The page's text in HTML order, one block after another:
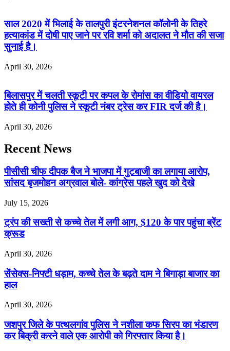
साल 2020 में भिलाई के तालपुरी इंटरनेशनल कॉलोनी के तिहरे
हत्याकांड में दोषी पाए जाने पर रवि शर्मा को अदालत ने मौत की सजा
सुनाई है।
April 30, 2026
बिलासपुर में चलती स्कूटी पर कपल के रोमांस का वीडियो वायरल
होते ही कोनी पुलिस ने स्कूटी नंबर ट्रेस कर FIR दर्ज की है।
April 30, 2026
Recent News
पीसीसी चीफ दीपक बैज ने भाजपा में गुटबाजी का लगाया आरोप,
सांसद बृजमोहन अग्रवाल बोले- कांग्रेस पहले खुद को देखे
July 15, 2026
ट्रंप की सख्ती से कच्चे तेल में लगी आग, $120 के पार पहुंचा ब्रेंट
क्रूड
April 30, 2026
सेंसेक्स-निफ्टी धड़ाम, कच्चे तेल के बढ़ते दाम ने बिगाड़ा बाजार का
हाल
April 30, 2026
जशपुर जिले के पत्थलगांव पुलिस ने नशीला कफ सिरप का भंडारण
कर बिक्री करने वाले एक आरोपी को गिरफ्तार किया है।